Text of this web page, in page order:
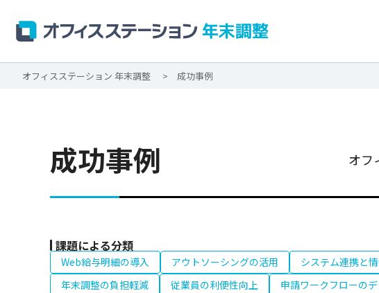
オフィスステーション 年末調整 成功事例
成功事例 オフ
課題による分類
Web給与明細の導入 アウトソーシングの活用 システム連携と
年末調整の負担軽減
従業員の利便性向上 申請ワークフローの